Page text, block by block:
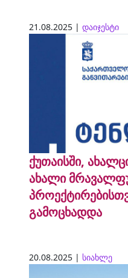
21.08.2025 | დაიჯესტი
ქუთაისში,
ახალი
გამოცხადდა
20.08.2025 | სიახლე